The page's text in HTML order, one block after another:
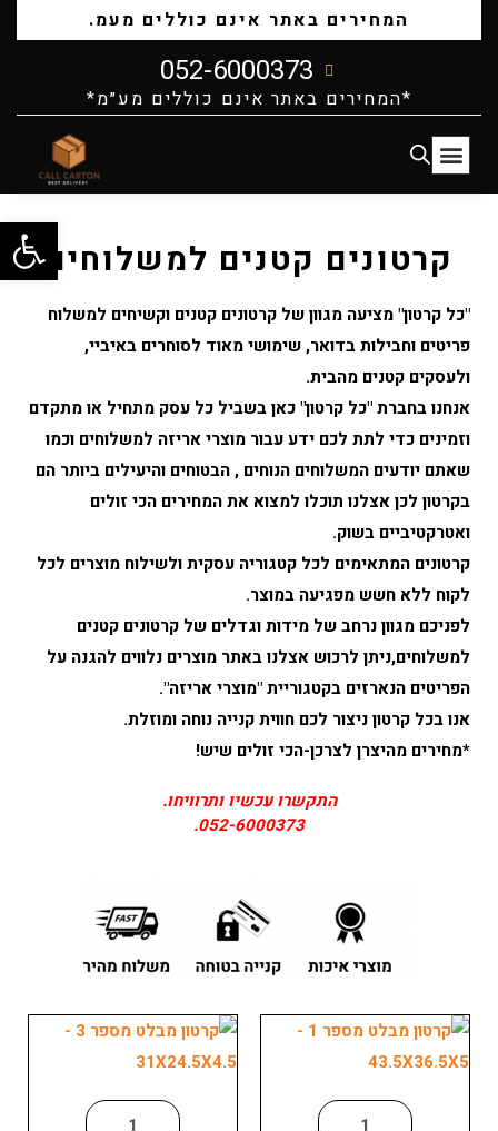
המחירים באתר אינם כוללים מעמ.
052-6000373
*המחירים באתר אינם כוללים מע״מ*
קרטונים קטנים למשלוחים
"כל קרטון" מציעה מגוון של קרטונים קטנים וקשיחים למשלוח
פריטים וחבילות בדואר, שימושי מאוד לסוחרים באיביי,
ולעסקים קטנים מהבית.
אנחנו בחברת "כל קרטון" כאן בשביל כל עסק מתחיל או מתקדם
וזמינים כדי לתת לכם ידע עבור מוצרי אריזה למשלוחים וכמו
שאתם יודעים המשלוחים הנוחים , הבטוחים והיעילים ביותר הם
בקרטון לכן אצלנו תוכלו למצוא את המחירים הכי זולים
ואטרקטיביים בשוק.
קרטונים המתאימים לכל קטגוריה עסקית ולשילוח מוצרים לכל
לקוח ללא חשש מפגיעה במוצר.
לפניכם מגוון נרחב של מידות וגדלים של קרטונים קטנים
למשלוחים,ניתן לרכוש אצלנו באתר מוצרים נלווים להגנה על
הפריטים הנארזים בקטגוריית "מוצרי אריזה".
אנו בכל קרטון ניצור לכם חווית קנייה נוחה ומוזלת.
*מחירים מהיצרן לצרכן-הכי זולים שיש!
התקשרו עכשיו ותרוויחו.
052-6000373
.
פתח